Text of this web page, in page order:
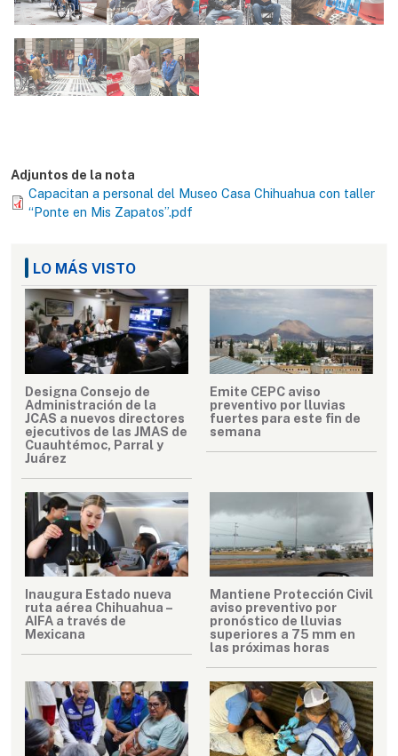
Adjuntos de la nota
Capacitan a personal del Museo Casa Chihuahua con taller
“Ponte en Mis Zapatos”.pdf
LO MÁS VISTO
Designa Consejo de
Administración de la
JCAS a nuevos directores
ejecutivos de las JMAS de
Cuauhtémoc, Parral y
Juárez
Emite CEPC aviso
preventivo por lluvias
fuertes para este fin de
semana
Inaugura Estado nueva
ruta aérea Chihuahua –
AIFA a través de
Mexicana
Mantiene Protección Civil
aviso preventivo por
pronóstico de lluvias
superiores a 75 mm en
las próximas horas